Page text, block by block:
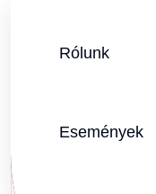
Rólunk
Események
2023.12.19.